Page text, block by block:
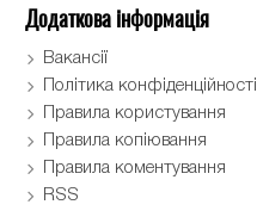
Додаткова інформація
Вакансії
Політика конфіденційності
Правила користування
Правила копіювання
Правила коментування
RSS